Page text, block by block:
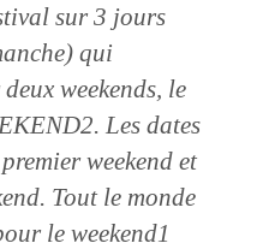
sur 3 jours
qui
weekends, le
Les dates
weekend et
Tout le monde
le weekend1